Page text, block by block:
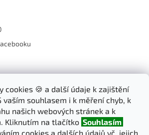
cookies 🍪 a další údaje k zajištění
vaším souhlasem i k měření chyb, k
našich webových stránek a k
Kliknutím na tlačítko Souhlasím
cookies a dalších údajů vč. jejich
vám budeme zasílat informace o nových
shopu.